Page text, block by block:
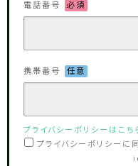
電話番号 必須
携帯番号 任意
プライバシーポリシーは
プライバシーポリシー